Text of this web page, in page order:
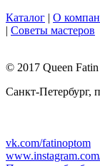
Каталог | О
| Советы мастеров
© 2017 Queen Fatin
Санкт-Петербург,
vk.com/fatinoptom